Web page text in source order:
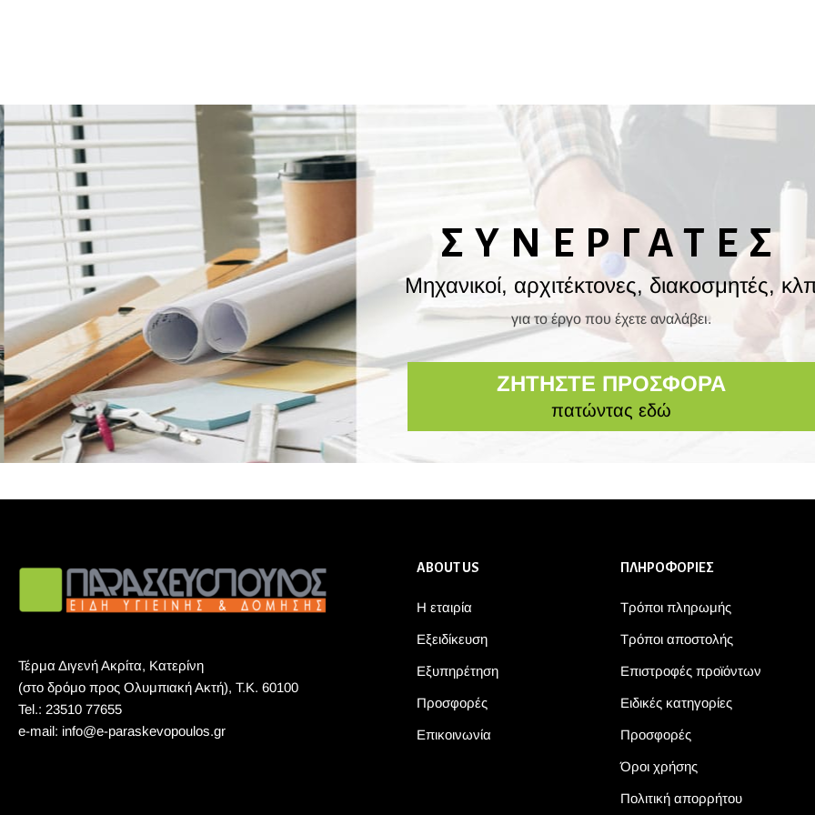
ΣΥΝΕΡΓΑΤΕΣ
Μηχανικοί, αρχιτέκτονες, διακοσμητές,
για το έργο που έχετε αναλάβει.
ΖΗΤΗΣΤΕ ΠΡΟΣΦΟΡΑ
πατώντας εδώ
Τέρμα Διγενή Ακρίτα, Κατερίνη
(στο δρόμο προς Ολυμπιακή Ακτή), Τ.Κ. 60100
Tel.: 23510 77655
e-mail: info@e-paraskevopoulos.gr
ABOUT US
Η εταιρία
Εξειδίκευση
Εξυπηρέτηση
Προσφορές
Επικοινωνία
ΠΛΗΡΟΦΟΡΙΕΣ
Τρόποι πληρωμής
Τρόποι αποστολής
Επιστροφές προϊόντων
Ειδικές κατηγορίες
Προσφορές
Όροι χρήσης
Πολιτική απορρήτου